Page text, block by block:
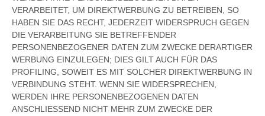
VERARBEITET, UM DIREKTWERBUNG ZU BETREIBEN, SO
HABEN SIE DAS RECHT, JEDERZEIT WIDERSPRUCH GEGEN
DIE VERARBEITUNG SIE BETREFFENDER
PERSONENBEZOGENER DATEN ZUM ZWECKE DERARTIGER
WERBUNG EINZULEGEN; DIES GILT AUCH FÜR DAS
PROFILING, SOWEIT ES MIT SOLCHER DIREKTWERBUNG IN
VERBINDUNG STEHT. WENN SIE WIDERSPRECHEN,
WERDEN IHRE PERSONENBEZOGENEN DATEN
ANSCHLIESSEND NICHT MEHR ZUM ZWECKE DER